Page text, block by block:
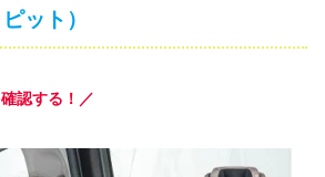
ット）
認する！／